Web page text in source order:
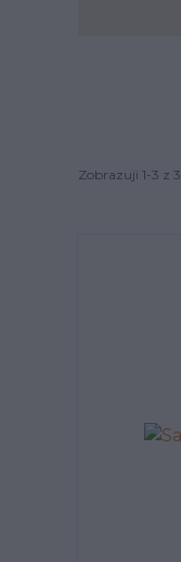
Zobrazuji 1-3 z 3